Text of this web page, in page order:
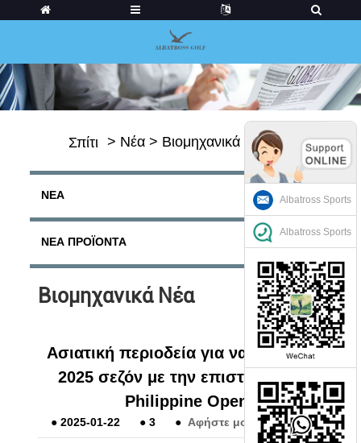
Σπίτι > Νέα > Βιομηχανικά Νέα
ΝΈΑ
ΝΈΑ ΠΡΟΪΌΝΤΑ
Βιομηχανικά Νέα
Ασιατική περιοδεία για να ανοίξει το
2025 σεζόν με την επιστροφή του
Philippine Open
●2025-01-22 ●3 ● Αφήστε μου ένα μήνυμα
Albatross Sports
Albatross Sports